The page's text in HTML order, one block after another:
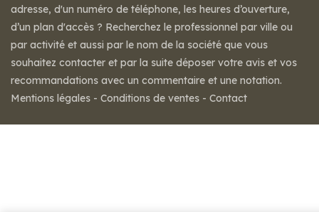
adresse, d'un numéro de téléphone, les heures d’ouverture,
d’un plan d'accès ? Recherchez le professionnel par ville ou
par activité et aussi par le nom de la société que vous
souhaitez contacter et par la suite déposer votre avis et vos
recommandations avec un commentaire et une notation.
Mentions légales - Conditions de ventes - Contact